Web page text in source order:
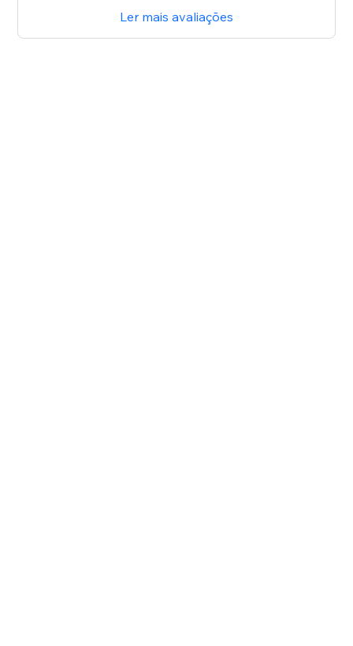
Ler mais avaliações